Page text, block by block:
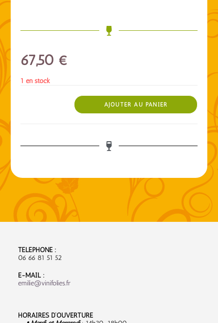
67,50 €
1 en stock
AJOUTER AU PANIER
TÉLÉPHONE :
06 66 81 51 52
E-MAIL :
emilie@vinifolies.fr
HORAIRES D’OUVERTURE